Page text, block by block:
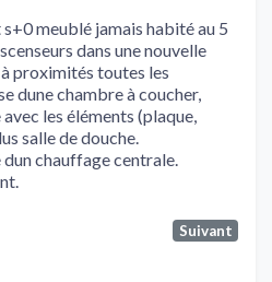
meublé jamais habité au 5
dans une nouvelle
proximités toutes les
dune chambre à coucher,
les éléments (plaque,
salle de douche.
chauffage centrale.
Suivant